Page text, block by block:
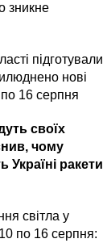
зникне
підготували
нові
16 серпня
своїх
чому
ракети
світла у
по 16 серпня: